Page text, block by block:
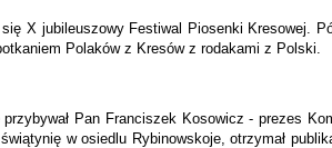
X jubileuszowy Festiwal Piosenki Kresowej.
Polaków z Kresów z rodakami z Polski.
Pan Franciszek Kosowicz - prezes
świątynię w osiedlu Rybinowskoje, otrzymał